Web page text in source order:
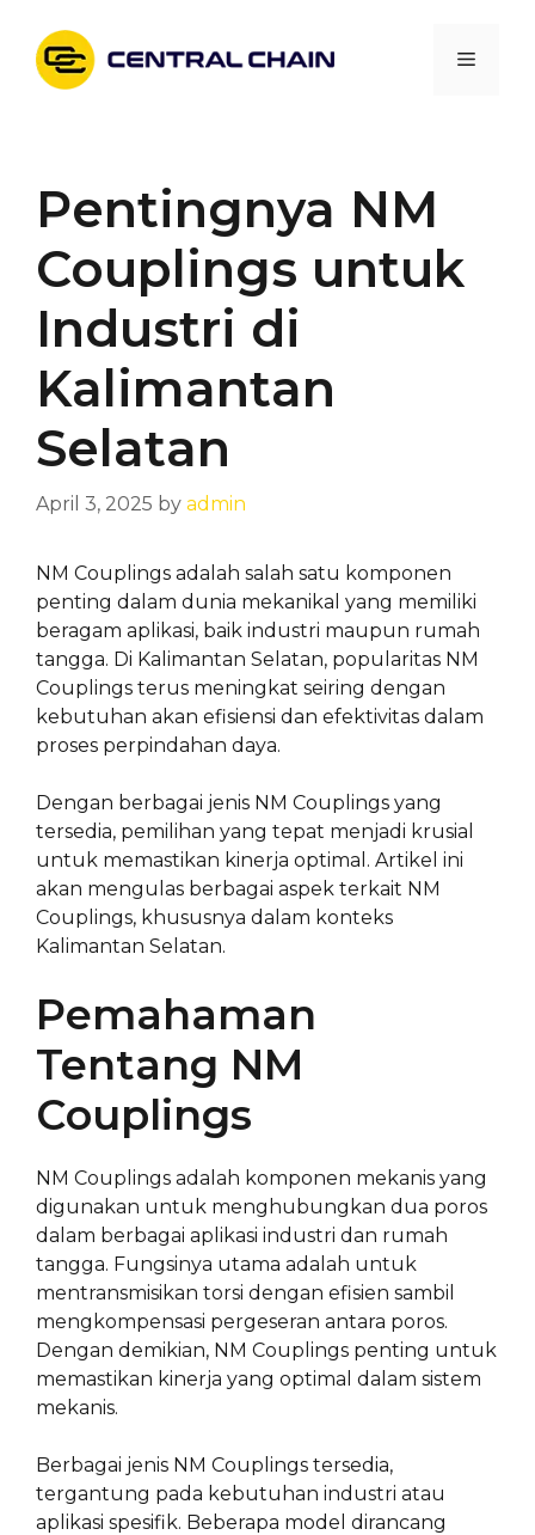
content
Menu
Pentingnya NM
Couplings untuk
Industri di
Kalimantan
Selatan
April 3, 2025 by admin
NM Couplings adalah salah satu komponen
penting dalam dunia mekanikal yang memiliki
beragam aplikasi, baik industri maupun rumah
tangga. Di Kalimantan Selatan, popularitas NM
Couplings terus meningkat seiring dengan
kebutuhan akan efisiensi dan efektivitas dalam
proses perpindahan daya.
Dengan berbagai jenis NM Couplings yang
tersedia, pemilihan yang tepat menjadi krusial
untuk memastikan kinerja optimal. Artikel ini
akan mengulas berbagai aspek terkait NM
Couplings, khususnya dalam konteks
Kalimantan Selatan.
Pemahaman
Tentang NM
Couplings
NM Couplings adalah komponen mekanis yang
digunakan untuk menghubungkan dua poros
dalam berbagai aplikasi industri dan rumah
tangga. Fungsinya utama adalah untuk
mentransmisikan torsi dengan efisien sambil
mengkompensasi pergeseran antara poros.
Dengan demikian, NM Couplings penting untuk
memastikan kinerja yang optimal dalam sistem
mekanis.
Berbagai jenis NM Couplings tersedia,
tergantung pada kebutuhan industri atau
aplikasi spesifik. Beberapa model dirancang